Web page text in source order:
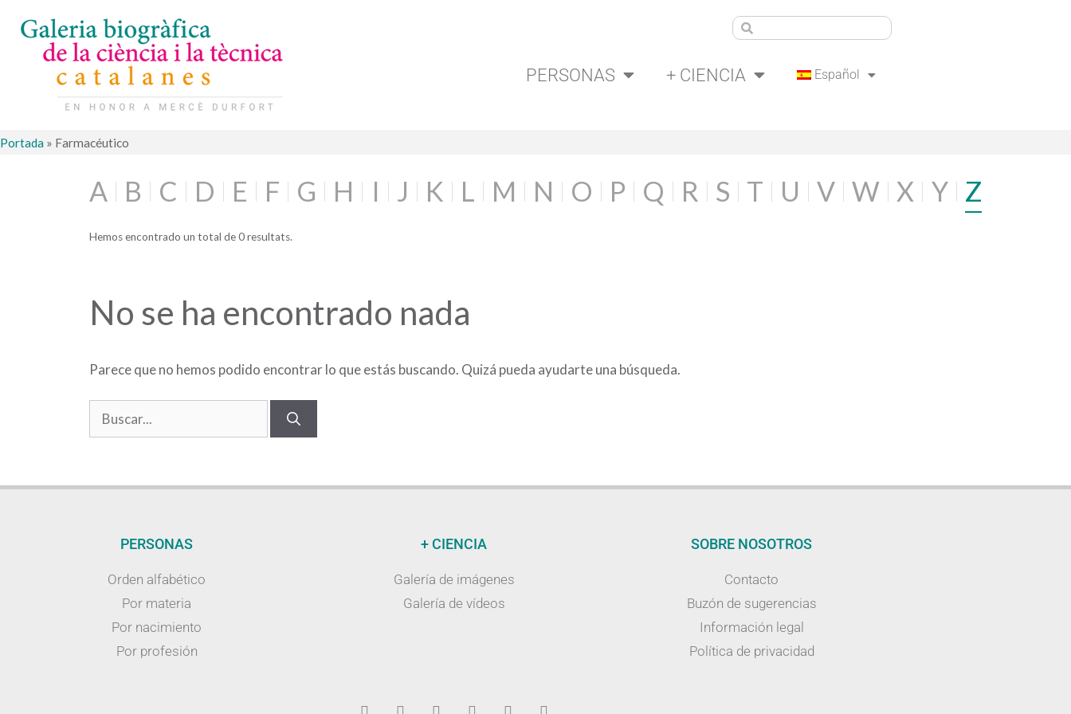
PERSONAS + CIENCIA Español
Portada » Farmacéutico
A B C D E F G H I J K L M N O P Q R S T U V W X Y Z
Hemos encontrado un total de 0 resultats.
No se ha encontrado nada
Parece que no hemos podido encontrar lo que estás buscando. Quizá pueda ayudarte una búsqueda.
PERSONAS
Orden alfabético
Por materia
Por nacimiento
Por profesión
+ CIENCIA
Galería de imágenes
Galería de vídeos
SOBRE NOSOTROS
Contacto
Buzón de sugerencias
Información legal
Política de privacidad